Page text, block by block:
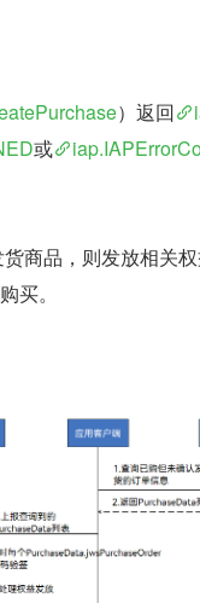
）返回
或
商品，则发放相关
买。